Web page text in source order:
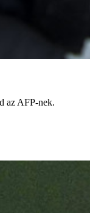
az AFP-nek.